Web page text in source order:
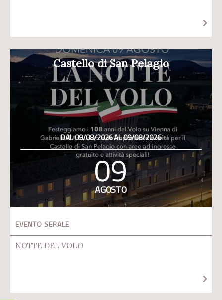
Castello di San Pelagio
DAL 09/08/2026 AL 09/08/2026
09
AGOSTO
EVENTO SERALE
NOTTE DEL VOLO